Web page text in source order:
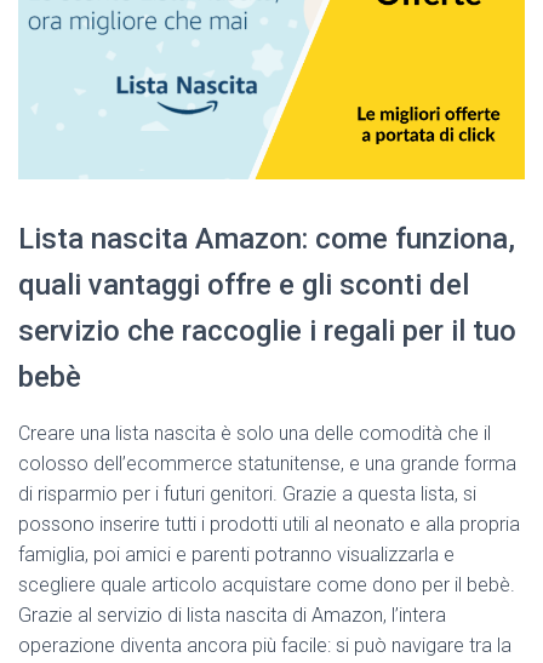
Lista nascita Amazon: come funziona,
quali vantaggi offre e gli sconti del
servizio che raccoglie i regali per il tuo
bebè
Creare una lista nascita è solo una delle comodità che il
colosso dell’ecommerce statunitense, e una grande forma
di risparmio per i futuri genitori. Grazie a questa lista, si
possono inserire tutti i prodotti utili al neonato e alla propria
famiglia, poi amici e parenti potranno visualizzarla e
scegliere quale articolo acquistare come dono per il bebè.
Grazie al servizio di lista nascita di Amazon, l’intera
operazione diventa ancora più facile: si può navigare tra la